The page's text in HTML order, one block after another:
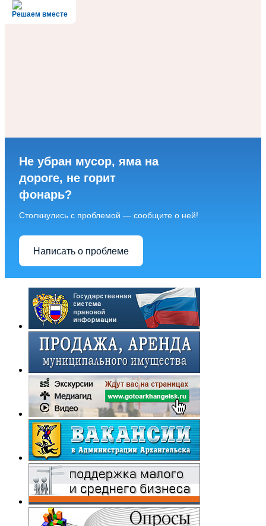
Решаем вместе
Не убран мусор, яма на
дороге, не горит
фонарь?
Столкнулись с проблемой — сообщите о ней!
Написать о проблеме